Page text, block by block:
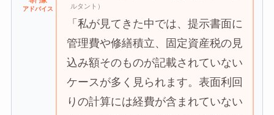
アドバイス
ルタント）
「私が見てきた中では、提示書面に
管理費や修繕積立、固定資産税の見
込み額そのものが記載されていない
ケースが多く見られます。表面利回
りの計算には経費が含まれていない